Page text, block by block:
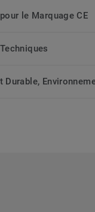
le Marquage CE
Durable,